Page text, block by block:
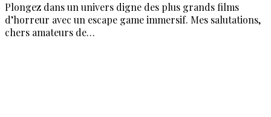
Plongez dans un univers digne des plus grands films
d’horreur avec un escape game immersif. Mes salutations,
chers amateurs de…